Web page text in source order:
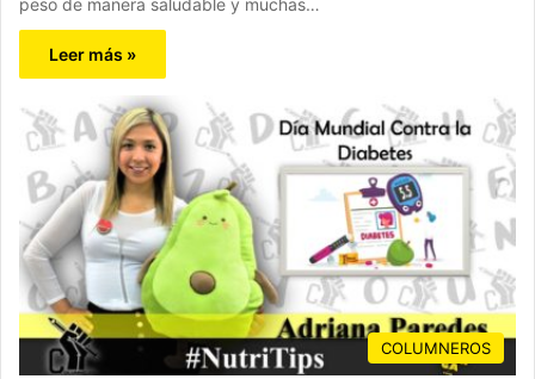
peso de manera saludable y muchas…
Leer más »
COLUMNEROS